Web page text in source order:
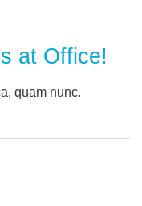
at Office!
quam nunc.